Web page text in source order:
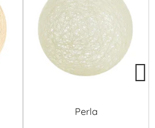
Perla